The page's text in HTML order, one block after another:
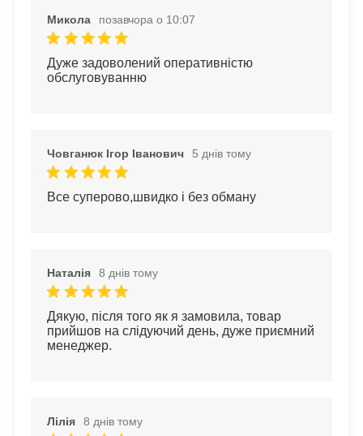
Микола позавчора о 10:07
Дуже задоволений оперативністю
обслуговуванню
Човганюк Ігор Іванович 5 днів тому
Все суперово,швидко і без обману
Наталія 8 днів тому
Дякую, після того як я замовила, товар
прийшов на слідуючий день, дуже приємний
менеджер.
Лілія 8 днів тому